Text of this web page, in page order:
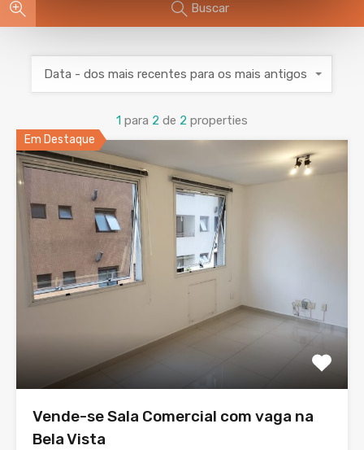
Buscar
1 para 2 de 2 properties
Data - dos mais recentes para os mais antigos
Em Destaque
Vende-se Sala Comercial com vaga na
Bela Vista